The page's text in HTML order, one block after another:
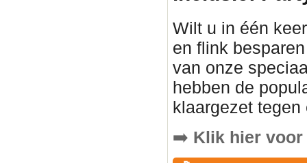
Wilt u in één
en flink
van onze
hebben de
klaargezet
➡️ Klik hier